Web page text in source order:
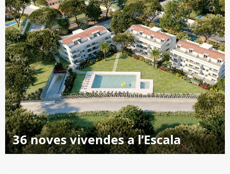
36 noves vivendes a l’Escala